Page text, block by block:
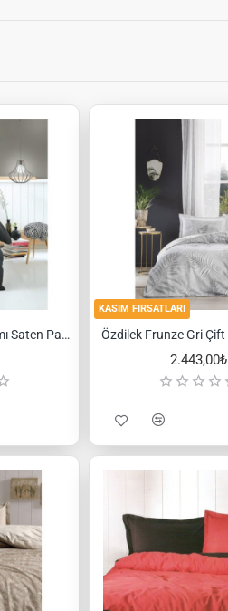
Özdilek Nevresim Takımı Saten Pamuk Çift Kişilik Antrazıt
KASIM FIRSATLARI
2.443,00₺